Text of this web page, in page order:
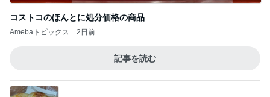
コストコのほんとに処分価格の商品
Amebaトピックス 2日前
記事を読む